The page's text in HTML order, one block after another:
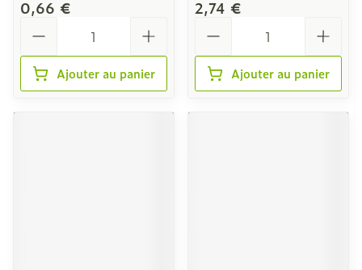
0,66 €
Ajouter au panier
2,74 €
Ajouter au panier